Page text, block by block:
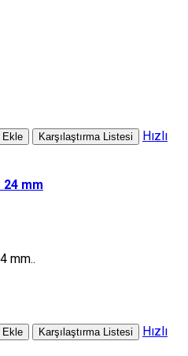
Ekle Karşılaştırma Listesi
Hızlı
24 mm
mm..
Ekle Karşılaştırma Listesi
Hızlı